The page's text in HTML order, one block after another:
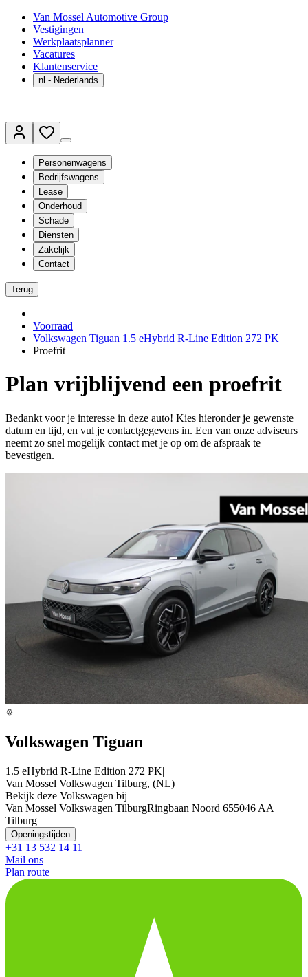
Van Mossel Automotive Group
Vestigingen
Werkplaatsplanner
Vacatures
Klantenservice
nl - Nederlands
Personenwagens
Bedrijfswagens
Lease
Onderhoud
Schade
Diensten
Zakelijk
Contact
Terug
Voorraad
Volkswagen Tiguan 1.5 eHybrid R-Line Edition 272 PK|
Proefrit
Plan vrijblijvend een proefrit
Bedankt voor je interesse in deze auto! Kies hieronder je gewenste
datum en tijd, en vul je contactgegevens in. Een van onze adviseurs
neemt zo snel mogelijk contact met je op om de afspraak te
bevestigen.
Volkswagen Tiguan
1.5 eHybrid R-Line Edition 272 PK|
Van Mossel Volkswagen Tilburg, (NL)
Bekijk deze Volkswagen bij
Van Mossel Volkswagen TilburgRingbaan Noord 655046 AA
Tilburg
Openingstijden
+31 13 532 14 11
Mail ons
Plan route